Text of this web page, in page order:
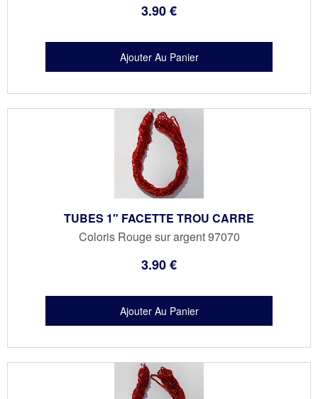
3.90€
TUBES 1" FACETTE TROU CARRE
Coloris Rouge sur argent 97070
3.90€